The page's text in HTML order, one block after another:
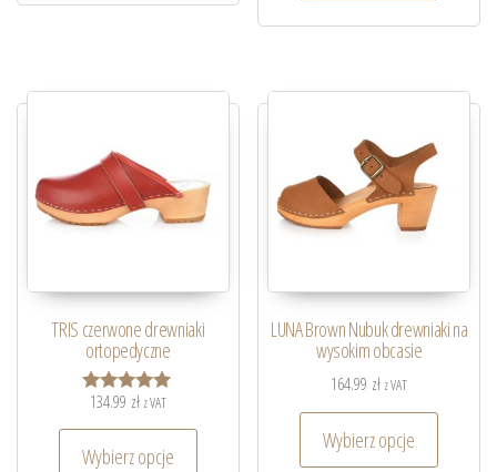
TRIS czerwone drewniaki
ortopedyczne
Oceniono
134.99 zł z VAT
Wybierz opcje
LUNA Brown Nubuk drewniaki na
wysokim obcasie
164.99 zł z VAT
Wybierz opcje